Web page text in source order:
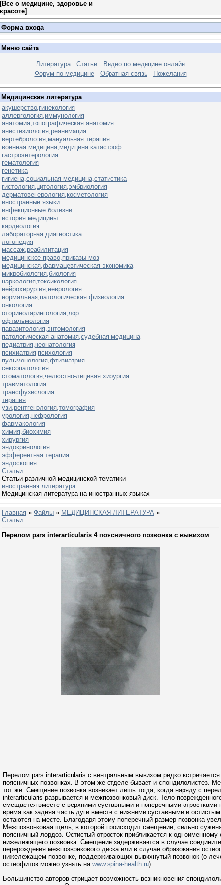
[Все о медицине, здоровье и
красоте]
Форма входа
Меню сайта
Литература Статьи
Видео по медицине онлайн
Форум по медицине
Обратная связь Пожелания
Медицинская литература
акушерство,гинекология
аллергология,иммунология
анатомия,топографическая анатомия
анестезиология,реанимация
вертебрология,мануальная терапия
военная медицина,медицина катастроф
гастроэнтерология
гематология
генетика
гигиена,социальная медицина,статистика
гистология,цитология,эмбриология
дерматовенерология,косметология
иностранные языки
инфекционные болезни
история медицины
кардиология
лабораторная диагностика
логопедия
массаж,реабилитация
медицинское право,приказы моз
медицинская,фармацевтическая экономика
микробиология,биология
наркология,токсикология
нейрохирургия,неврология
нормальная,патологическая физиология
онкология
оториноларингология,лор
офтальмология
паразитология,энтомология
патологическая анатомия,судебная медицина
педиатрия,неонатология
психиатрия,психология
пульмонология,фтизиатрия
сексопатология
стоматология,челюстно-лицевая хирургия
травматология
трансфузиология
терапия
узи,рентгенология,томография
урология,нефрология
фармакология
химия,биохимия
хирургия
эндокринология
эфферентная терапия
эндоскопия
Статьи
Статьи различной медицинской тематики
иностранная литература
Медицинская литература на иностранных языках
Главная » Файлы » МЕДИЦИНСКАЯ ЛИТЕРАТУРА »
Статьи
Перелом pars interarticularis 4 поясничного позвонка с вывихом
Перелом pars interarticularis с вентральным вывихом редко
поясничных позвонках. В этом же отделе бывает и спондилолистез.
тот же. Смещение позвонка возникает лишь тогда, когда наряду с
interarticularis разрывается и межпозвонковый диск. Тело
смещается вместе с верхними суставными и поперечными отростками
время как задняя часть дуги вместе с нижними суставными и остистым
остаются на месте. Благодаря этому поперечный размер позвонка
Межпозвонковая щель, в которой происходит смещение, сильно
поясничный лордоз. Остистый отросток приближается к одноименному
нижележащего позвонка. Смещение задерживается в случае
перерождения межпозвонкового диска или в случае образования
нижележащем позвонке, поддерживающих вывихнутый позвонок (о
остеофитов можно узнать на www.spina-health.ru).
Большинство авторов отрицает возможность возникновения